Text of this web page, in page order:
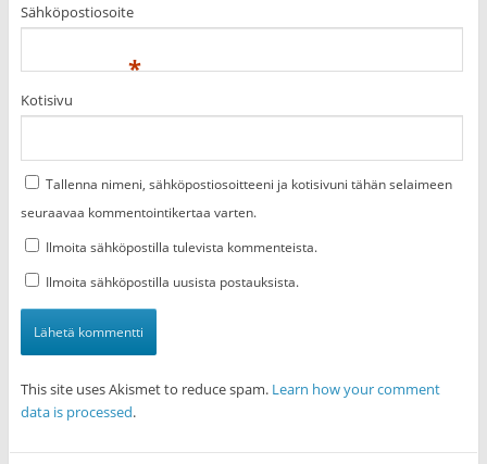
Sähköpostiosoite
*
Kotisivu
Tallenna nimeni, sähköpostiosoitteeni ja kotisivuni tähän selaimeen
seuraavaa kommentointikertaa varten.
Ilmoita sähköpostilla tulevista kommenteista.
Ilmoita sähköpostilla uusista postauksista.
This site uses Akismet to reduce spam. Learn how your comment
data is processed.